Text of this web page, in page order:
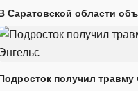
Саратовской области
получил травму